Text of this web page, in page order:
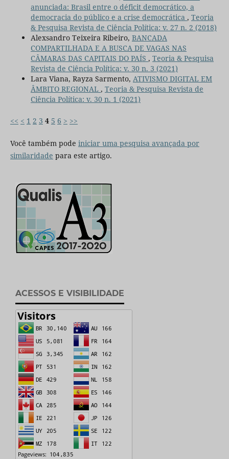
anunciada: Brasil entre o déficit democrático, a
democracia do público e a crise democrática , Teoria
& Pesquisa Revista de Ciência Política: v. 27 n. 2 (2018)
Alexsandro Teixeira Ribeiro, BANCADA
COMPARTILHADA E A BUSCA DE VAGAS NAS
CÂMARAS DAS CAPITAIS DO PAÍS , Teoria & Pesquisa
Revista de Ciência Política: v. 30 n. 3 (2021)
Lara Viana, Rayza Sarmento, ATIVISMO DIGITAL EM
ÂMBITO REGIONAL , Teoria & Pesquisa Revista de
Ciência Política: v. 30 n. 1 (2021)
<< < 1 2 3 4 5 6 > >>
Você também pode iniciar uma pesquisa avançada por
similaridade para este artigo.
ACESSOS E VISIBILIDADE